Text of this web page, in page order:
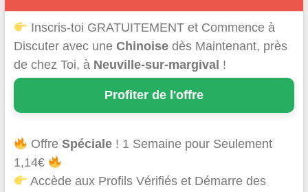
Inscris-toi GRATUITEMENT et Commence à
Discuter avec une Chinoisedès Maintenant, près
de chez Toi, à Neuville-sur-margival !
Profiter de l'offre
OffreSpéciale ! 1 Semaine pour Seulement
1,14€
Accède aux Profils Vérifiés et Démarre des